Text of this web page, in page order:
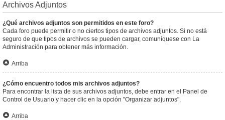
Archivos Adjuntos
¿Qué archivos adjuntos son permitidos en este foro?
Cada foro puede permitir o no ciertos tipos de archivos adjuntos. Si no está
seguro de que tipos de archivos se pueden cargar, comuníquese con La
Administración para obtener más información.
Arriba
¿Cómo encuentro todos mis archivos adjuntos?
Para encontrar la lista de sus archivos adjuntos, debe entrar en el Panel de
Control de Usuario y hacer clic en la opción "Organizar adjuntos".
Arriba